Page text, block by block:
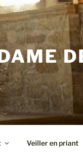
Veiller en priant